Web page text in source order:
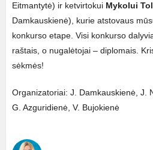
Eitmantytė) ir ketvirtokui Mykolui
Damkauskienė), kurie atstovaus
konkurso etape. Visi konkurso
raštais, o nugalėtojai – diplomais.
sėkmės!
Organizatoriai: J. Damkauskienė, J.
G. Azguridienė, V. Bujokienė